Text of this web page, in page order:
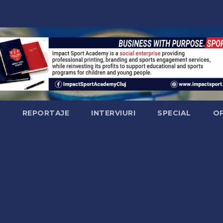
REPORTAJE INTERVIURI SPECIAL